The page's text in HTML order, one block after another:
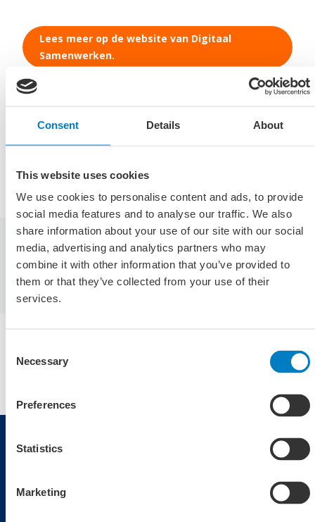
Consent Details About
This website uses cookies
We use cookies to personalise content and ads, to provide
social media features and to analyse our traffic. We also
share information about your use of our site with our social
media, advertising and analytics partners who may
combine it with other information that you’ve provided to
them or that they’ve collected from your use of their
services.
Selection
Necessary
Preferences
Statistics
Marketing
Lees meer op de website van Digitaal
Samenwerken.
programmalijn
Omschrijving programmalijn DS -
JMDP
Omschrijving-Programmalijn-DS-JMDP (1)
JMDP nieuws
Nieuws